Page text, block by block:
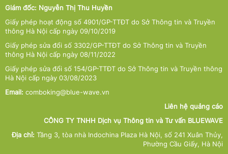
Giám đốc: Nguyễn Thị Thu Huyền
Giấy phép hoạt động số 4901/GP-TTĐT do Sở Thông tin và Truyền
thông Hà Nội cấp ngày 09/10/2019
Giấy phép sửa đổi số 3302/GP-TTĐT do Sở Thông tin và Truyền
thông Hà Nội cấp ngày 08/11/2022
Giấy phép sửa đổi số 154/GP-TTĐT do Sở Thông tin và Truyền thông
Hà Nội cấp ngày 03/08/2023
Email: comboking@blue-wave.vn
Liên hệ quảng cáo
CÔNG TY TNHH Dịch vụ Thông tin và Tư vấn BLUEWAVE
Địa chỉ: Tầng 3, tòa nhà Indochina Plaza Hà Nội, số 241 Xuân Thủy,
Phường Cầu Giấy, Hà Nội